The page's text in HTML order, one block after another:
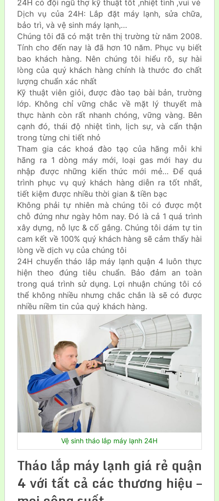
24H có đội ngũ thợ kỹ thuật tốt ,nhiệt tình ,vui vẻ
Dịch vụ của 24H: Lắp đặt máy lạnh, sửa chữa,
bảo trì, và vệ sinh máy lạnh,…
Chúng tôi đã có mặt trên thị trường từ năm 2008.
Tính cho đến nay là đã hơn 10 năm. Phục vụ biết
bao khách hàng. Nên chúng tôi hiểu rõ, sự hài
lòng của quý khách hàng chính là thước đo chất
lượng chuẩn xác nhất
Kỹ thuật viên giỏi, được đào taọ bài bản, trường
lớp. Không chỉ vững chắc về mặt lý thuyết mà
thực hành còn rất nhanh chóng, vững vàng. Bên
cạnh đó, thái độ nhiệt tình, lịch sự, và cẩn thận
trong từng chi tiết nhỏ
Tham gia các khoá đào tạọ của hãng mỗi khi
hãng ra 1 dòng máy mới, loại gas mới hay du
nhập được những kiến thức mới mẻ… Để quá
trình phục vụ quý khách hàng diễn ra tốt nhất,
tiết kiệm được nhiều thời gian & tiền bạc
Không phải tự nhiên mà chúng tôi có được một
chỗ đứng như ngày hôm nay. Đó là cả 1 quá trình
xây dựng, nỗ lực & cố gắng. Chúng tôi dám tự tin
cam kết về 100% quý khách hàng sẽ cảm thấy hài
lòng về dịch vụ của chúng tôi
24H chuyển tháo lắp máy lạnh quận 4 luôn thực
hiện theo đúng tiêu chuẩn. Bảo đảm an toàn
trong quá trình sử dụng. Lợi nhuận chúng tôi có
thể không nhiều nhưng chắc chắn là sẽ có được
nhiều niềm tin của quý khách hàng.
Vệ sinh tháo lắp máy lạnh 24H
Tháo lắp máy lạnh giá rẻ quận
4 với tất cả các thương hiệu –